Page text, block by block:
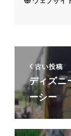
古い投稿
ディズ
ーシー